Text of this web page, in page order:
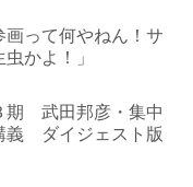
って何やねん！サ
かよ！」
期 武田邦彦・集中
義 ダイジェスト版